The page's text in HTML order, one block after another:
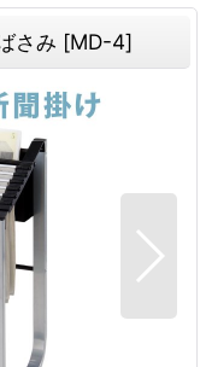
さみ [MD-4]